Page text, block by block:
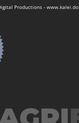
Productions - www.kalei.do